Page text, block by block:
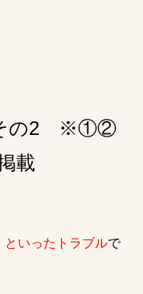
その2 ※①②
載
といったトラブルで